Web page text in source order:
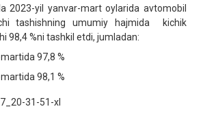
2023-yil yanvar-mart oylarida avtomobil
tashishning umumiy hajmida kichik
98,4 %ni tashkil etdi, jumladan:
97,8 %
98,1 %